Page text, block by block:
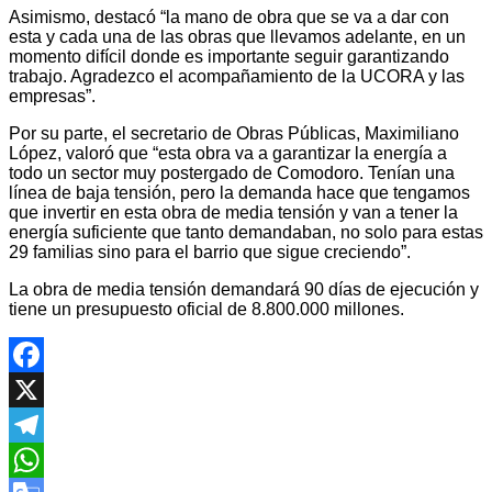
Asimismo, destacó “la mano de obra que se va a dar con
esta y cada una de las obras que llevamos adelante, en un
momento difícil donde es importante seguir garantizando
trabajo. Agradezco el acompañamiento de la UCORA y las
empresas”.
Por su parte, el secretario de Obras Públicas, Maximiliano
López, valoró que “esta obra va a garantizar la energía a
todo un sector muy postergado de Comodoro. Tenían una
línea de baja tensión, pero la demanda hace que tengamos
que invertir en esta obra de media tensión y van a tener la
energía suficiente que tanto demandaban, no solo para estas
29 familias sino para el barrio que sigue creciendo”.
La obra de media tensión demandará 90 días de ejecución y
tiene un presupuesto oficial de 8.800.000 millones.
Facebook
X
Telegram